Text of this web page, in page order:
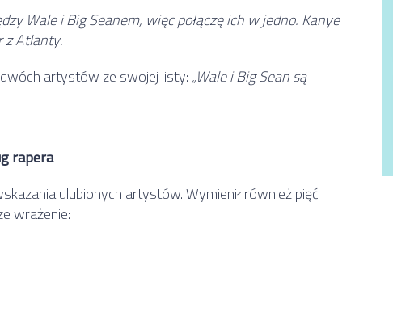
Wale i Big Seanem, więc połączę ich w jedno. Kanye
z Atlanty.
artystów ze swojej listy:„Wale i Big Sean są
rapera
ulubionych artystów. Wymienił również pięć
wrażenie: